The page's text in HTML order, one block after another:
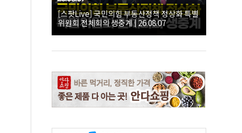
[스팟Live] 국민의힘 부동산정책 정상화 특별
위원회 전체회의 생중계 | 26.08.07